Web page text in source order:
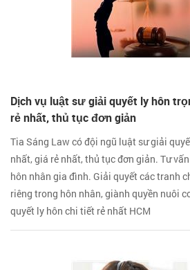
Dịch vụ luật sư giải quyết ly hôn
rẻ nhất, thủ tục đơn giản
Tia Sáng Law có đội ngũ luật sư giải
nhất, giá rẻ nhất, thủ tục đơn giản. Tư
hôn nhân gia đình. Giải quyết các tranh
riêng trong hôn nhân, giành quyền nuôi
quyết ly hôn chi tiết rẻ nhất HCM